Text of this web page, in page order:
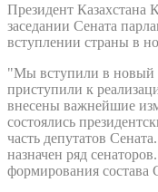
Президент Казахстана
заседании Сената
вступлении страны в
"Мы вступили в новый
приступили к
внесены важнейшие
состоялись
часть депутатов
назначен ряд
формирования состава